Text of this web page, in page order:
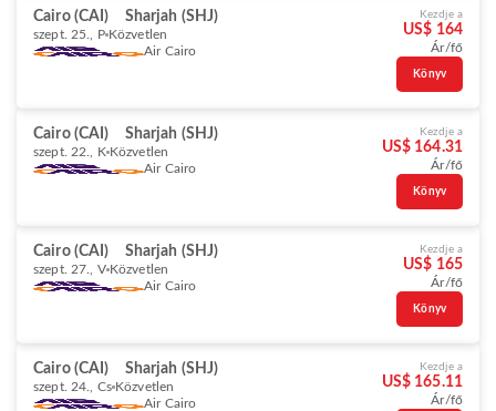
Cairo (CAI) Sharjah (SHJ)
szept. 25., P Közvetlen
Air Cairo
Kezdje a
US$ 164
Ár/fő
Könyv
Cairo (CAI) Sharjah (SHJ)
szept. 22., K Közvetlen
Air Cairo
Kezdje a
US$ 164.31
Ár/fő
Könyv
Cairo (CAI) Sharjah (SHJ)
szept. 27., V Közvetlen
Air Cairo
Kezdje a
US$ 165
Ár/fő
Könyv
Cairo (CAI) Sharjah (SHJ)
szept. 24., Cs Közvetlen
Air Cairo
Kezdje a
US$ 165.11
Ár/fő